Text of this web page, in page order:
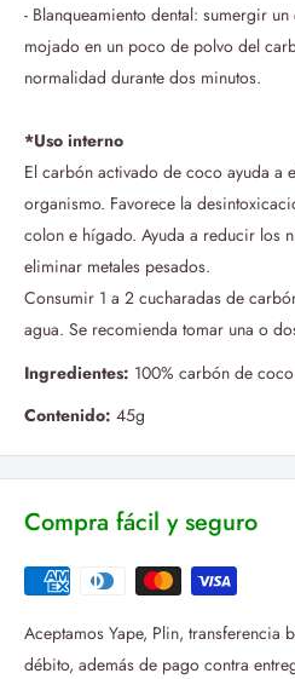
- Blanqueamiento dental: sumergir
mojado en un poco de polvo del
normalidad durante dos minutos.
*Uso interno
El carbón activado de coco ayuda a
organismo. Favorece la
colon e hígado. Ayuda a reducir los
eliminar metales pesados.
Consumir 1 a 2 cucharadas de
agua. Se recomienda tomar una o
Ingredientes: 100% carbón de
Contenido: 45g
Compra fácil y seguro
Aceptamos Yape, Plin, transferencia
débito, además de pago contra